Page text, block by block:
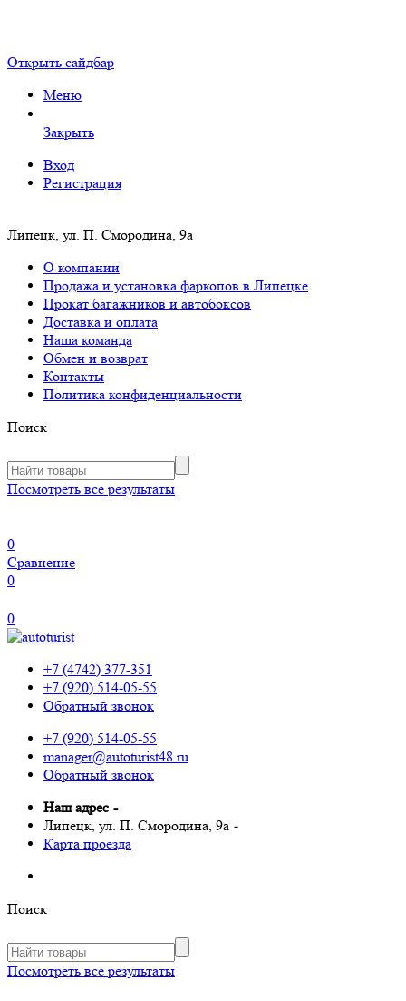
Открыть сайдбар
Меню
Закрыть
Вход
Регистрация
Липецк, ул. П. Смородина, 9а
О компании
Продажа и установка фаркопов в Липецке
Прокат багажников и автобоксов
Доставка и оплата
Наша команда
Обмен и возврат
Контакты
Политика конфиденциальности
Поиск
Посмотреть все результаты
0
Сравнение
0
0
+7 (4742) 377-351
+7 (920) 514-05-55
Обратный звонок
+7 (920) 514-05-55
manager@autoturist48.ru
Обратный звонок
Наш адрес -
Липецк, ул. П. Смородина, 9а -
Карта проезда
Поиск
Посмотреть все результаты